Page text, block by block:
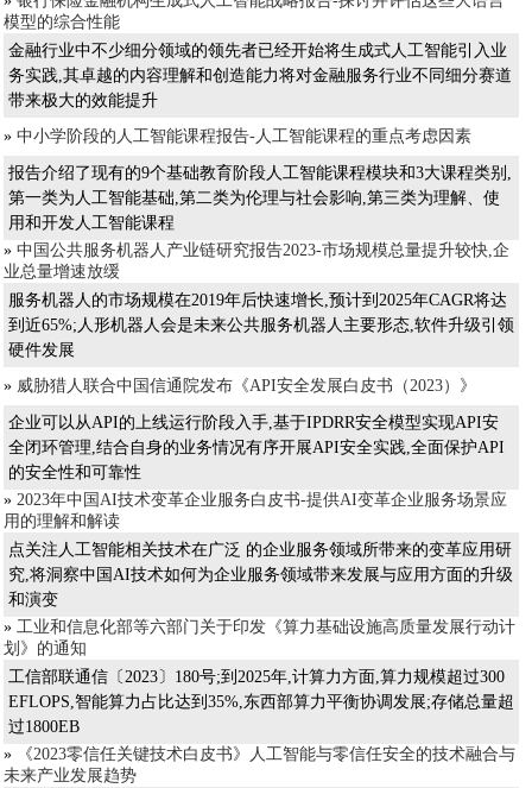
模型的综合性能
金融行业中不少细分领域的领先者已经开始将生成式人工智能引入业
务实践,其卓越的内容理解和创造能力将对金融服务行业不同细分赛道
带来极大的效能提升
» 中小学阶段的人工智能课程报告-人工智能课程的重点考虑因素
报告介绍了现有的9个基础教育阶段人工智能课程模块和3大课程类别,
第一类为人工智能基础,第二类为伦理与社会影响,第三类为理解、使
用和开发人工智能课程
» 中国公共服务机器人产业链研究报告2023-市场规模总量提升较快,企
业总量增速放缓
服务机器人的市场规模在2019年后快速增长,预计到2025年CAGR将达
到近65%;人形机器人会是未来公共服务机器人主要形态,软件升级引领
硬件发展
» 威胁猎人联合中国信通院发布《API安全发展白皮书（2023）》
企业可以从API的上线运行阶段入手,基于IPDRR安全模型实现API安
全闭环管理,结合自身的业务情况有序开展API安全实践,全面保护API
的安全性和可靠性
» 2023年中国AI技术变革企业服务白皮书-提供AI变革企业服务场景应
用的理解和解读
点关注人工智能相关技术在广泛 的企业服务领域所带来的变革应用研
究,将洞察中国AI技术如何为企业服务领域带来发展与应用方面的升级
和演变
» 工业和信息化部等六部门关于印发《算力基础设施高质量发展行动计
划》的通知
工信部联通信〔2023〕180号;到2025年,计算力方面,算力规模超过300
EFLOPS,智能算力占比达到35%,东西部算力平衡协调发展;存储总量超
过1800EB
»
《2023零信任关键技术白皮书》人工智能与零信任安全的技术融合与
未来产业发展趋势